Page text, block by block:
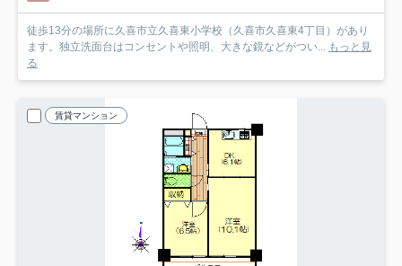
徒歩13分の場所に久喜市立久喜東小学校（久喜市久喜東4丁目）があり
ます。独立洗面台はコンセントや照明、大きな鏡などがつい... もっと見
る
賃貸マンション